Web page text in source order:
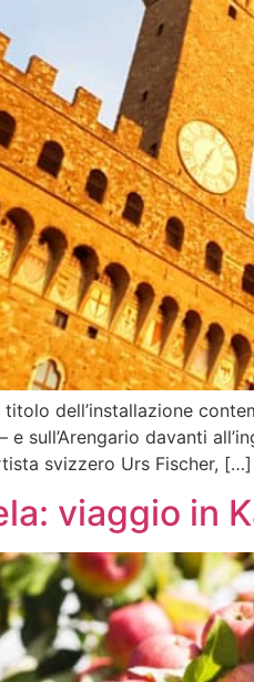
dell’installazione
sull’Arengario davanti
svizzero Urs Fischer, […]
viaggio in